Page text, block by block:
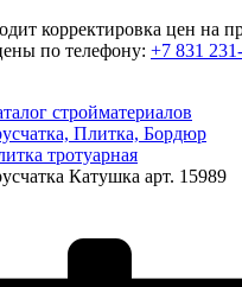
корректировка цен на
по телефону: +7 831
стройматериалов
Плитка, Бордюр
тротуарная
Катушка арт. 15989